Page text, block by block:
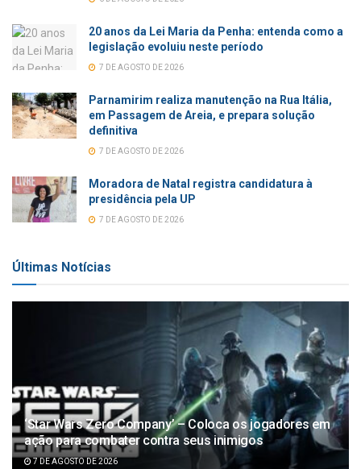
20 anos da Lei Maria da Penha: entenda como a
legislação evoluiu neste período
7 DE AGOSTO DE 2026
Parnamirim realiza manutenção na Rua Itália,
em Passagem de Areia, e prepara solução
definitiva
7 DE AGOSTO DE 2026
Moradora de Natal registra candidatura à
presidência pela UP
7 DE AGOSTO DE 2026
Últimas Notícias
‘Star Wars Zero Company’ – Coloca os jogadores em
ação para combater contra seus inimigos
7 DE AGOSTO DE 2026